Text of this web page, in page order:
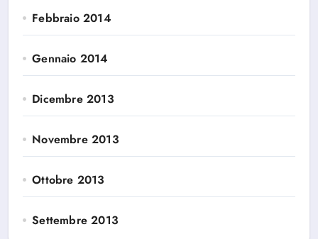
Febbraio 2014
Gennaio 2014
Dicembre 2013
Novembre 2013
Ottobre 2013
Settembre 2013